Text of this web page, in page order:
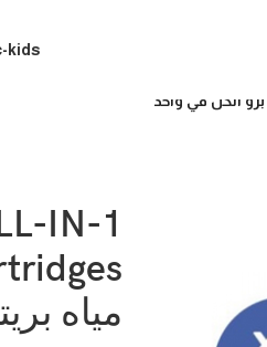
kids
IN-1
مياه